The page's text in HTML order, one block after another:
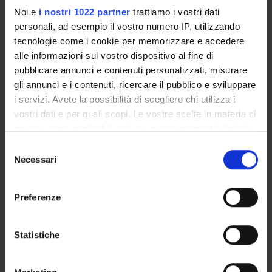
Noi e i nostri 1022 partner trattiamo i vostri dati
personali, ad esempio il vostro numero IP, utilizzando
tecnologie come i cookie per memorizzare e accedere
alle informazioni sul vostro dispositivo al fine di
pubblicare annunci e contenuti personalizzati, misurare
gli annunci e i contenuti, ricercare il pubblico e sviluppare
i servizi. Avete la possibilità di scegliere chi utilizza i
vostri dati e per quali scopi. Le vostre scelte in materia di
modificare o revocare il proprio consenso in qualsiasi
momento dalla Dichiarazione sui cookie o facendo clic
raccogliere informazioni sulla tua posizione
geografica, con un'approssimazione di qualche
delNecessari
Preferenze
Statistiche
Componente
Enrico Gregorio
Componente
Componente
Componente
Matteo Mantovani
Gianpaolo Mariutti
Alessandro Mella